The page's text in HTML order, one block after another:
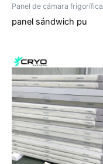
Panel de cámara frigorífica
panel sándwich pu